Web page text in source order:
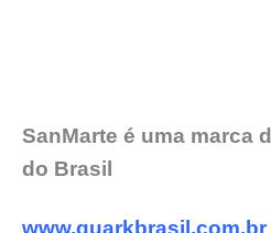
SanMarte é uma marca
do Brasil
www.quarkbrasil.com.br